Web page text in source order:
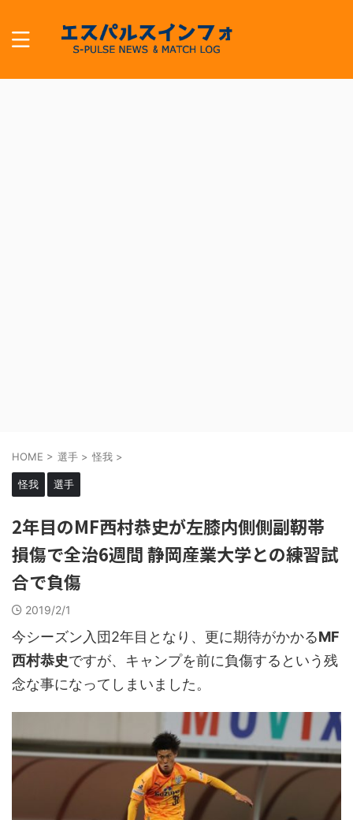
HOME > 選手 > 怪我 >
怪我 選手
2年目のMF西村恭史が左膝内側側副靭帯
損傷で全治6週間 静岡産業大学との練習試
合で負傷
2019/2/1
今シーズン入団2年目となり、更に期待がかかるMF
西村恭史ですが、キャンプを前に負傷するという残
念な事になってしまいました。